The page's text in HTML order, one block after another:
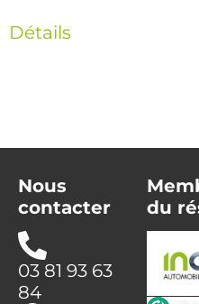
Détails
Nous
contacter
03 81 93 63
84
du